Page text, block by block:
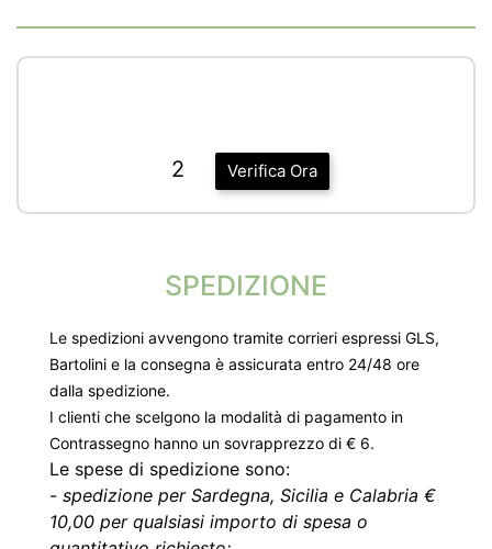
Verifica Ora
2
SPEDIZIONE
Le spedizioni avvengono tramite corrieri espressi GLS,
Bartolini e la consegna è assicurata entro 24/48 ore
dalla spedizione.
I clienti che scelgono la modalità di pagamento in
Contrassegno hanno un sovrapprezzo di € 6.
Le spese di spedizione sono:
- spedizione per Sardegna, Sicilia e Calabria €
10,00 per qualsiasi importo di spesa o